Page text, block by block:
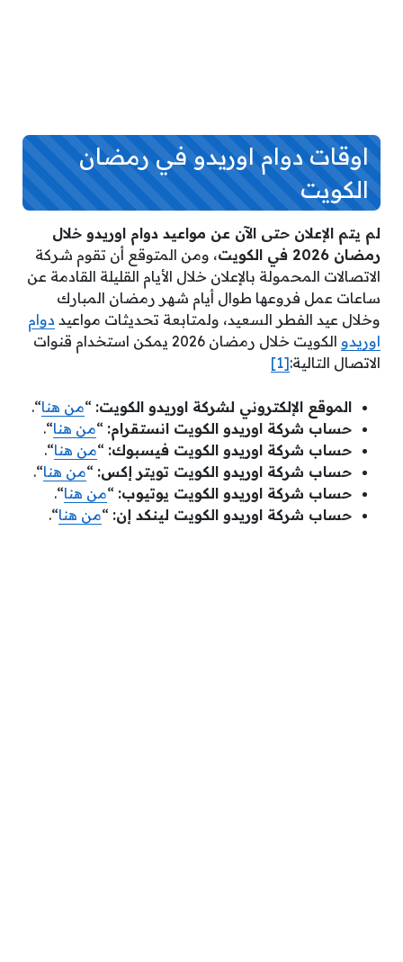
اوقات دوام اوريدو في رمضان
الكويت
لم يتم الإعلان حتى الآن عن مواعيد دوام اوريدو خلال
رمضان 2026 في الكويت
، ومن المتوقع أن تقوم شركة
الاتصالات المحمولة بالإعلان خلال الأيام القليلة القادمة عن
ساعات عمل فروعها طوال أيام شهر رمضان المبارك
وخلال عيد الفطر السعيد، ولمتابعة تحديثات مواعيد دوام
اوريدو
الكويت خلال رمضان 2026 يمكن استخدام قنوات
الاتصال التالية:[1]
الموقع الإلكتروني لشركة اوريدو الكويت: “من هنا“.
حساب شركة اوريدو الكويت انستقرام: “من هنا“.
حساب شركة اوريدو الكويت فيسبوك: “من هنا“.
حساب شركة اوريدو الكويت تويتر إكس: “من هنا“.
حساب شركة اوريدو الكويت يوتيوب: “من هنا“.
حساب شركة اوريدو الكويت لينكد إن: “من هنا“.